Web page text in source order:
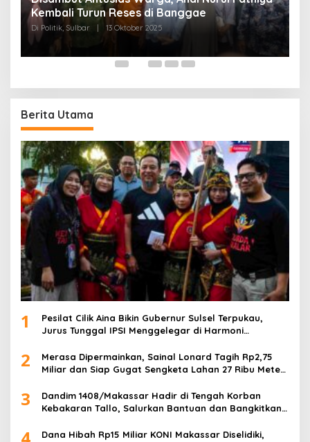
Kembali Turun Reses di Banggae
Di Politik, Sulbar 13 Oktober 2025
Berita Utama
1
Pesilat Cilik Aina Bikin Gubernur Sulsel Terpukau,
Jurus Tunggal IPSI Menggelegar di Harmoni
2
Merasa Dipermainkan, Sainal Lonard Tagih Rp2,75
Miliar dan Siap Gugat Sengketa Lahan 27 Ribu Meter
3
Dandim 1408/Makassar Hadir di Tengah Korban
Kebakaran Tallo, Salurkan Bantuan dan Bangkitkan
4
Dana Hibah Rp15 Miliar KONI Makassar Diselidiki,